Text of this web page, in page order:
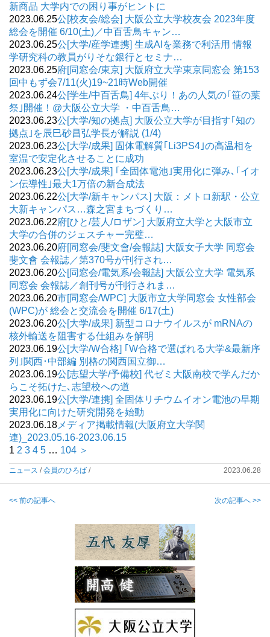
新商品 大学内での困り事がヒントに
2023.06.25公[校友会/総会] 大阪公立大学校友会 2023年度
総会を開催 6/10(土)／中百舌鳥キャン…
2023.06.25公[大学/産学連携] 生成AIを業務で利活用 情報
学研究科の教員がりそな銀行とセミナ…
2023.06.25府[同窓会/東京] 大阪府立大学東京同窓会 第153
回中もず会7/11(火)19~21時Web開催
2023.06.24公[学生/中百舌鳥] 4年ぶり！あの人気の｢笹の葉
祭｣開催！@大阪公立大学 ・中百舌鳥…
2023.06.23公[大学/知の拠点] 大阪公立大学が目指す｢知の
拠点｣を辰巳砂昌弘学長が解説 (1/4)
2023.06.23公[大学/成果] 固体電解質｢Li3PS4｣の高温相を
室温で安定化させることに成功
2023.06.23公[大学/成果] ｢全固体電池｣実用化に弾み､｢イオ
ン伝導性｣最大1万倍の新合成法
2023.06.22公[大学/新キャンパス] 大阪：メトロ新駅・公立
大新キャンパス…森之宮まちづくり…
2023.06.22府[ひと/芸人/ロザン] 大阪府立大学と大阪市立
大学の合併のジェスチャー完璧…
2023.06.20府[同窓会/斐文會/会報誌] 大阪女子大学 同窓会
斐文會 会報誌／第370号が刊行され…
2023.06.20公[同窓会/電気系/会報誌] 大阪公立大学 電気系
同窓会 会報誌／創刊号が刊行されま…
2023.06.20市[同窓会/WPC] 大阪市立大学同窓会 女性部会
(WPC)が 総会と交流会を開催 6/17(土)
2023.06.20公[大学/成果] 新型コロナウイルスが mRNAの
核外輸送を阻害する仕組みを解明
2023.06.19公[大学/W合格] ｢W合格で選ばれる大学&最新序
列｣関西･中部編 別格の関西国立御…
2023.06.19公[志望大学/予備校] 代ゼミ大阪南校で学んだか
らこそ拓けた､志望校への道
2023.06.19公[大学/連携] 全固体リチウムイオン電池の早期
実用化に向けた研究開発を始動
2023.06.18 メディア掲載情報(大阪府立大学関
連)_2023.05.16-2023.06.15
1 2 3 4 5 … 104 ＞
ニュース /会員のひろば / 2023.06.28
<< 前の記事へ 次の記事へ >>